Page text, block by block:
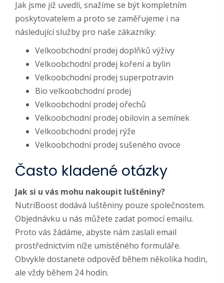
Jak jsme již uvedli, snažíme se být kompletním
poskytovatelem a proto se zaměřujeme i na
následující služby pro naše zákazníky:
Velkoobchodní prodej doplňků výživy
Velkoobchodní prodej koření a bylin
Velkoobchodní prodej superpotravin
Bio velkoobchodní prodej
Velkoobchodní prodej ořechů
Velkoobchodní prodej obilovin a semínek
Velkoobchodní prodej rýže
Velkoobchodní prodej sušeného ovoce
Často kladené otázky
Jak si u vás mohu nakoupit luštěniny?
NutriBoost dodává luštěniny pouze společnostem.
Objednávku u nás můžete zadat pomocí emailu.
Proto vás žádáme, abyste nám zaslali email
prostřednictvím níže umístěného formuláře.
Obvykle dostanete odpověď během několika hodin,
ale vždy během 24 hodin.